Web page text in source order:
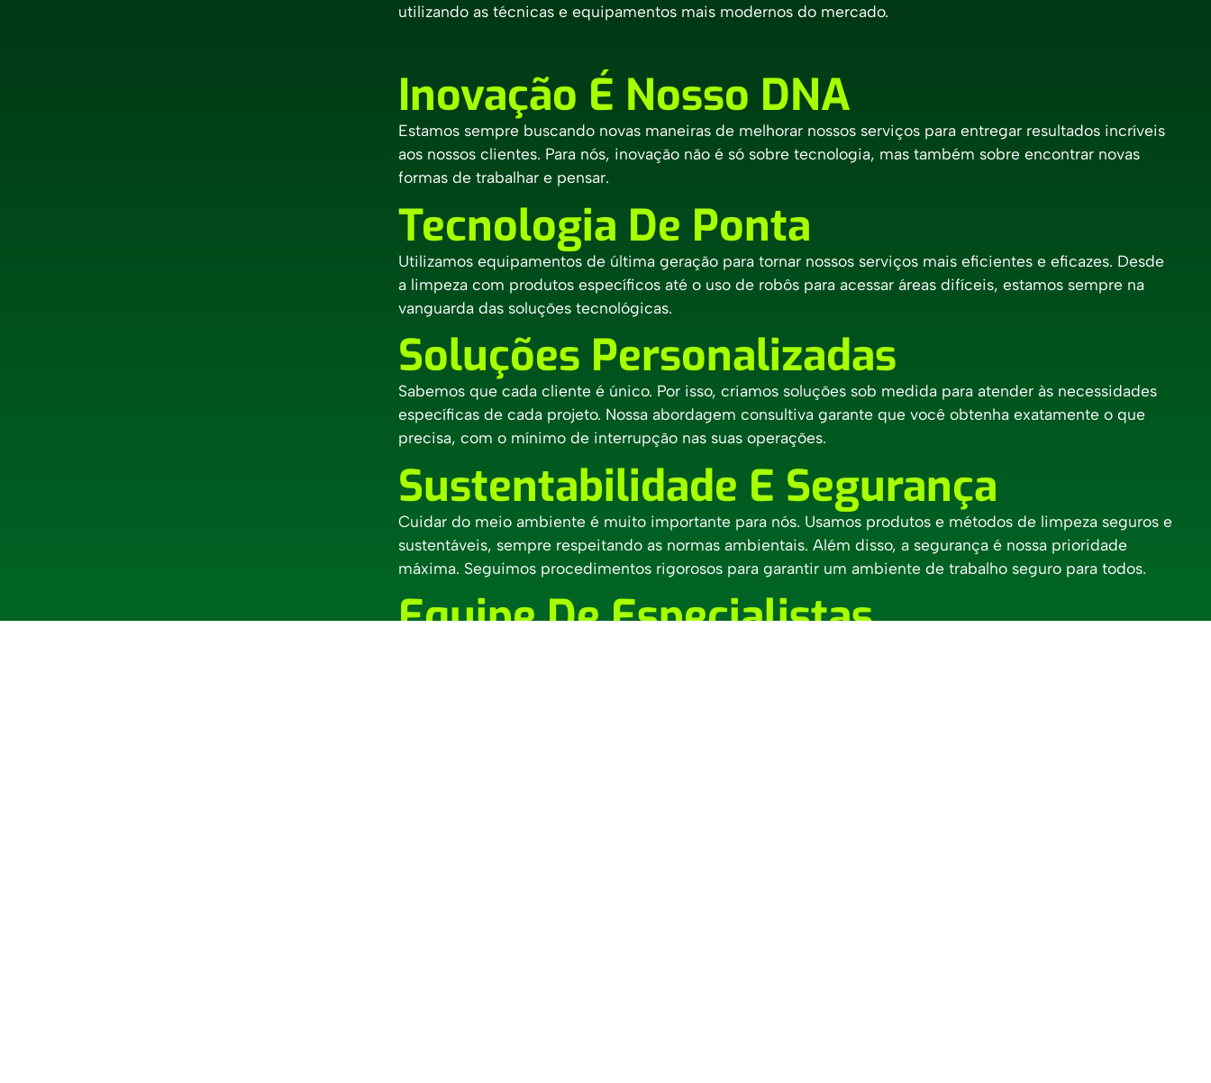
utilizando as técnicas e equipamentos mais modernos do mercado.
Inovação É Nosso DNA
Estamos sempre buscando novas maneiras de melhorar nossos serviços para entregar resultados incríveis
aos nossos clientes. Para nós, inovação não é só sobre tecnologia, mas também sobre encontrar novas
formas de trabalhar e pensar.
Tecnologia De Ponta
Utilizamos equipamentos de última geração para tornar nossos serviços mais eficientes e eficazes. Desde
a limpeza com produtos específicos até o uso de robôs para acessar áreas difíceis, estamos sempre na
vanguarda das soluções tecnológicas.
Soluções Personalizadas
Sabemos que cada cliente é único. Por isso, criamos soluções sob medida para atender às necessidades
específicas de cada projeto. Nossa abordagem consultiva garante que você obtenha exatamente o que
precisa, com o mínimo de interrupção nas suas operações.
Sustentabilidade E Segurança
Cuidar do meio ambiente é muito importante para nós. Usamos produtos e métodos de limpeza seguros e
sustentáveis, sempre respeitando as normas ambientais. Além disso, a segurança é nossa prioridade
máxima. Seguimos procedimentos rigorosos para garantir um ambiente de trabalho seguro para todos.
Equipe De Especialistas